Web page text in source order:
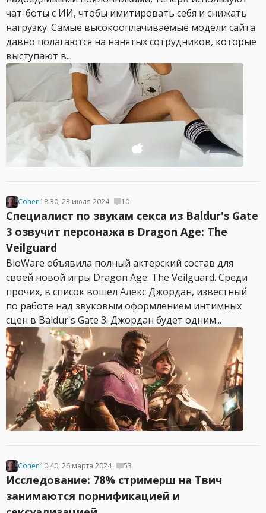
чат-боты с ИИ, чтобы имитировать себя и снижать
нагрузку. Самые высокооплачиваемые модели сайта
давно полагаются на нанятых сотрудников, которые
выступают в...
Cohen18:30, 23 июля 2024 10
Специалист по звукам секса из Baldur's Gate
3 озвучит персонажа в Dragon Age: The
Veilguard
BioWare объявила полный актерский состав для
своей новой игры Dragon Age: The Veilguard. Среди
прочих, в список вошел Алекс Джордан, известный
по работе над звуковым оформлением интимных
сцен в Baldur's Gate 3. Джордан будет одним...
Cohen10:40, 26 марта 2024 53
Исследование: 78% стримерш на Твич
занимаются порнификацией и